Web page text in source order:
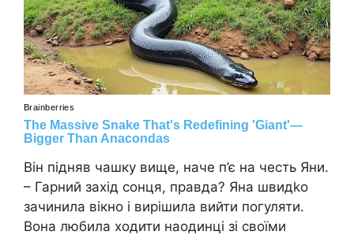
Він підняв чашку вище, наче п’є на честь Яни.
– Гарний захід сонця, правда? Яна швидkо
зачинила вікно і вирішила вийти погуляти.
Вона любила ходити наодинці зі своїми